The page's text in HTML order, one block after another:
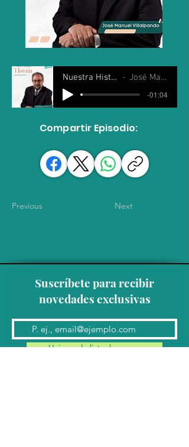
Nuestra Historia 30 Abril 2025 José Manuel Villalpando
-01:04
Compartir Episodio:
Previous Next
Suscríbete para recibir
novedades exclusivas
Unirse a la lista de correo